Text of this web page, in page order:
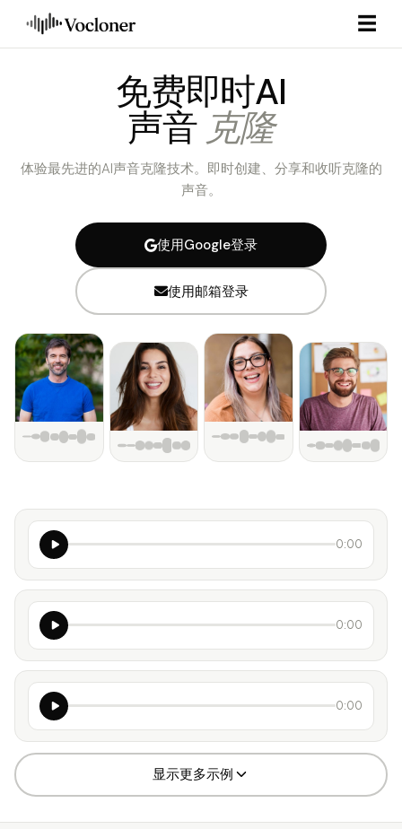
☰
免费即时AI
声音 克隆
体验最先进的AI声音克隆技术。即时创建、分享和收听克隆的
声音。
使用Google登录
使用邮箱登录
Trump
0:00
Musk
0:00
Harris
0:00
显示更多示例